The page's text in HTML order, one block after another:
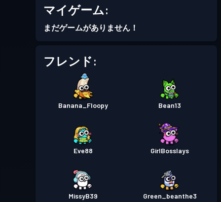
Season 8
バトルパス
レベル
バトルパス
28
Season 4
マイゲーム:
まだゲームがありません！
フレンド:
Banana_Floopy Bean13
Eve88 GirlBosslays
MissyB39 Green_beanthe3